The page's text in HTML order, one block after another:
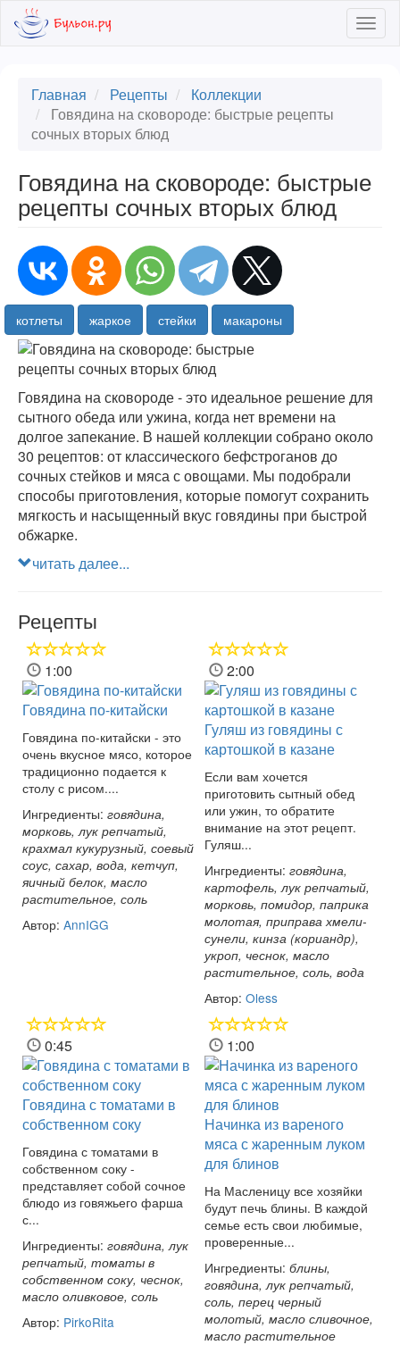
Skip
Главная Рецепты
Коллекции
Говядина на сковороде: быстрые рецепты
сочных вторых блюд
Говядина на сковороде: быстрые
рецепты сочных вторых блюд
котлеты жаркое стейки макароны
Говядина на сковороде - это идеальное решение для
сытного обеда или ужина, когда нет времени на
долгое запекание. В нашей коллекции собрано около
30 рецептов: от классического бефстроганов до
сочных стейков и мяса с овощами. Мы подобрали
способы приготовления, которые помогут сохранить
мягкость и насыщенный вкус говядины при быстрой
обжарке.
читать далее...
Рецепты
1:00
Говядина по-китайски
Говядина по-китайски - это
очень вкусное мясо, которое
традиционно подается к
столу с рисом....
Ингредиенты: говядина,
морковь, лук репчатый,
крахмал кукурузный, соевый
соус, сахар, вода, кетчуп,
яичный белок, масло
растительное, соль
Автор: AnnIGG
2:00
Гуляш из говядины с
картошкой в казане
Если вам хочется
приготовить сытный обед
или ужин, то обратите
внимание на этот рецепт.
Гуляш...
Ингредиенты: говядина,
картофель, лук репчатый,
морковь, помидор, паприка
молотая, приправа хмели-
сунели, кинза (кориандр),
укроп, чеснок, масло
растительное, соль, вода
Автор: Oless
0:45
Говядина с томатами в
собственном соку
Говядина с томатами в
собственном соку -
представляет собой сочное
блюдо из говяжьего фарша
с...
Ингредиенты: говядина, лук
репчатый, томаты в
собственном соку, чеснок,
масло оливковое, соль
Автор: PirkoRita
1:00
Начинка из вареного
мяса с жаренным луком
для блинов
На Масленицу все хозяйки
будут печь блины. В каждой
семье есть свои любимые,
проверенные...
Ингредиенты: блины,
говядина, лук репчатый,
соль, перец черный
молотый, масло сливочное,
масло растительное